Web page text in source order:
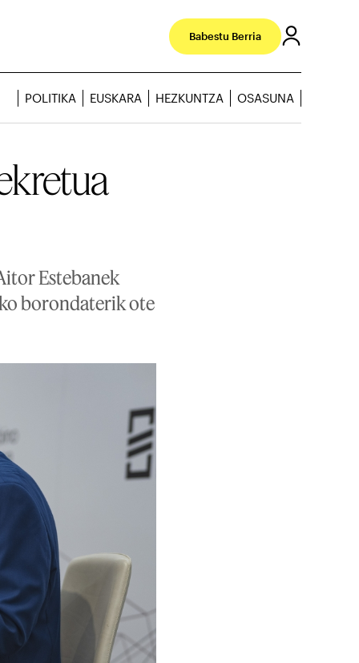
Babestu Berria
POLITIKA EUSKARA HEZKUNTZA OSASUNA
Estebanek
borondaterik ote